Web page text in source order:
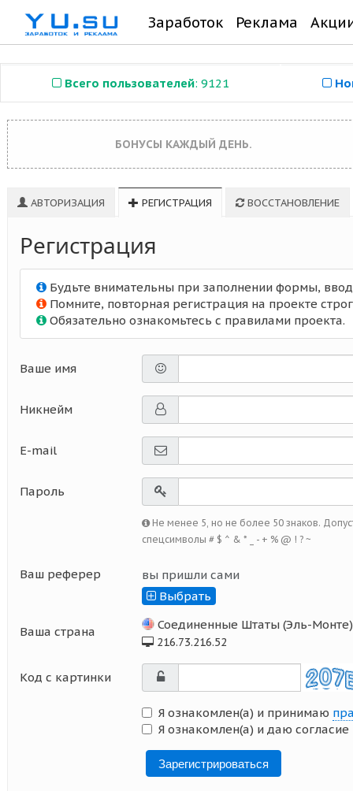
Заработок Реклама
Всего пользователей: 9121
БОНУСЫ КАЖДЫЙ ДЕНЬ.
АВТОРИЗАЦИЯ РЕГИСТРАЦИЯ ВОССТАНОВЛЕНИЕ
Регистрация
Будьте внимательны при заполнении формы,
Помните, повторная регистрация на проекте
Обязательно ознакомьтесь с правилами проекта.
Ваше имя
Никнейм
E-mail
Пароль
Не менее 5, но не более 50 знаков.
спецсимволы # $ ^ & * _ - + % @ ! ? ~
Ваш реферер
вы пришли сами
Выбрать
Ваша страна Соединенные Штаты (Эль-Монте)
216.73.216.52
Kод с картинки
Я ознакомлен(а) и принимаю
Я ознакомлен(а) и даю
Зарегистрироваться